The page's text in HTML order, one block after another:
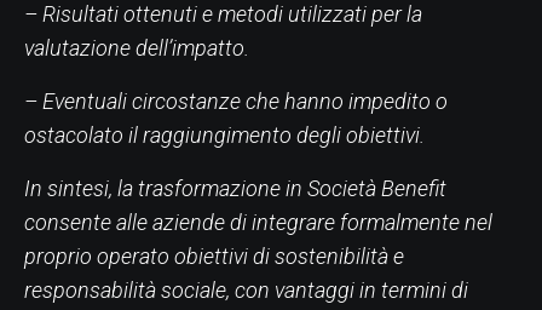
– Risultati ottenuti e metodi utilizzati per la
valutazione dell’impatto.
– Eventuali circostanze che hanno impedito o
ostacolato il raggiungimento degli obiettivi.
In sintesi, la trasformazione in Società Benefit
consente alle aziende di integrare formalmente nel
proprio operato obiettivi di sostenibilità e
responsabilità sociale, con vantaggi in termini di